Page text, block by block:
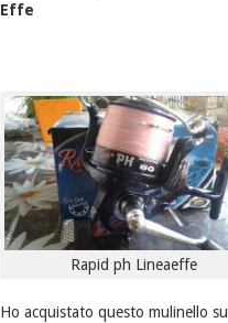
Effe
Rapid ph Lineaeffe
Ho acquistato questo mulinello su